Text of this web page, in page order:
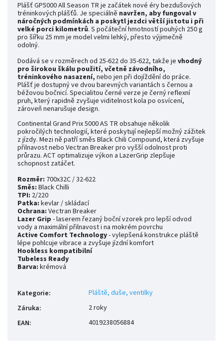
Plášť GP5000 All Season TR je začátek nové éry bezdušových
tréninkových plášťů. Je speciálně navržen, aby fungoval v
náročných podmínkách a poskytl jezdci větší jistotu i při
velké porci kilometrů. S počáteční hmotností pouhých 250 g
pro šířku 25 mm je model velmi lehký, přesto výjimečně
odolný.
Dodává se v rozměrech od 25-622 do 35-622, takže je vhodný
pro širokou škálu použití, včetně závodního,
tréninkového nasazení, nebo jen při dojíždění do práce.
Plášť je dostupný ve dvou barevných variantách s černou a
béžovou bočnicí. Specialitou černé verze je černý reflexní
pruh, který rapidně zvyšuje viditelnost kola po osvícení,
zároveň nenarušuje design.
Continental Grand Prix 5000 AS TR obsahuje několik
pokročilých technologií, které poskytují nejlepší možný zážitek
z jízdy. Mezi ně patří směs Black Chili Compound, která zvyšuje
přilnavost nebo Vectran Breaker pro vyšší odolnost proti
průrazu. ACT optimalizuje výkon a LazerGrip zlepšuje
schopnost zatáčet.
Rozměr: 700x32C / 32-622
Směs: Black Chilli
TPI: 2/220
Patka: kevlar / skládací
Ochrana: Vectran Breaker
Lazer Grip - laserem řezaný boční vzorek pro lepší odvod
vody a maximální přilnavost i na mokrém povrchu
Active Comfort Technology- vylepšená konstrukce pláště
lépe pohlcuje vibrace a zvyšuje jízdní komfort
Hookless kompatibilní
Tubeless Ready
Barva: krémová
Kategorie:
Pláště, duše, ventilky
Záruka:
2 roky
EAN: 4019238056884